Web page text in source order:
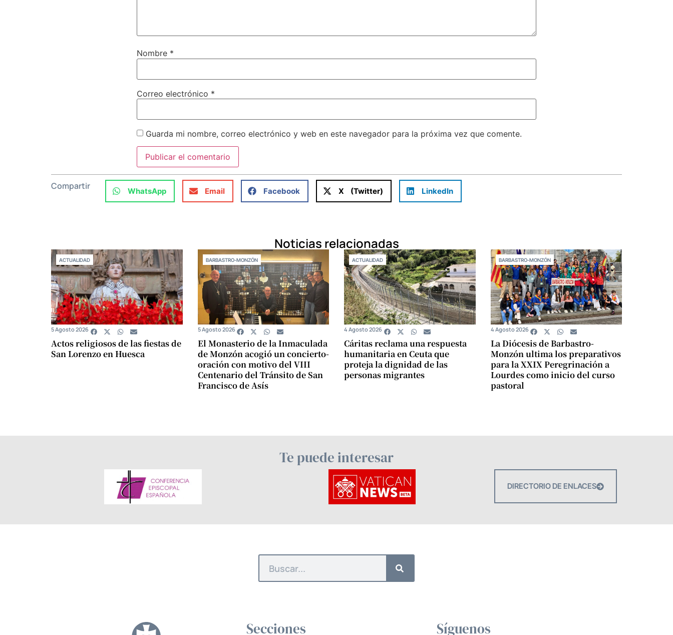
Nombre *
Correo electrónico *
Guarda mi nombre, correo electrónico y web en este navegador para la próxima vez que comente.
Compartir WhatsApp Email Facebook X (Twitter) LinkedIn
Noticias relacionadas
ACTUALIDAD
Actos religiosos de las fiestas de
San Lorenzo en Huesca
5 Agosto 2026
BARBASTRO-MONZÓN
El Monasterio de la Inmaculada
de Monzón acogió un concierto-
oración con motivo del VIII
Centenario del Tránsito de San
Francisco de Asís
5 Agosto 2026
ACTUALIDAD
Cáritas reclama una respuesta
humanitaria en Ceuta que
proteja la dignidad de las
personas migrantes
4 Agosto 2026
BARBASTRO-MONZÓN
La Diócesis de Barbastro-
Monzón ultima los preparativos
para la XXIX Peregrinación a
Lourdes como inicio del curso
pastoral
4 Agosto 2026
Te puede interesar
DIRECTORIO DE ENLACES
Secciones Síguenos